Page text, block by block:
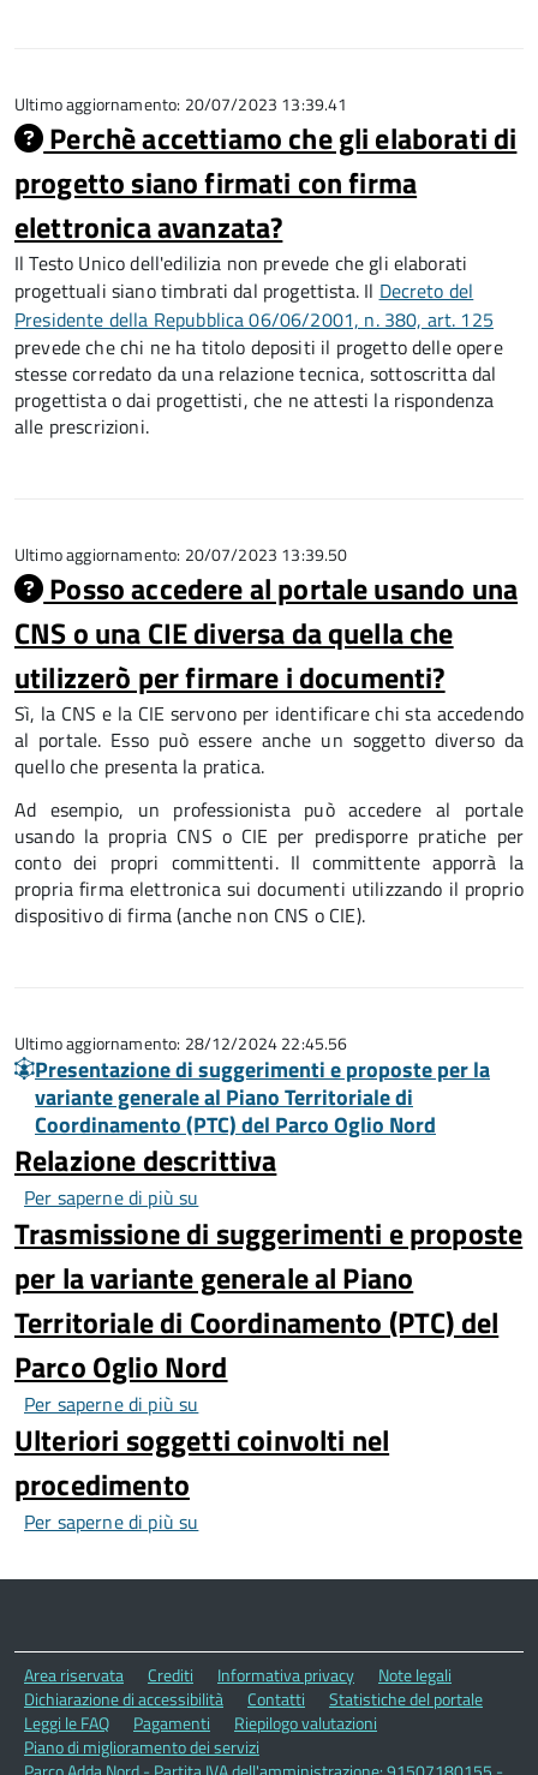
Ultimo aggiornamento: 20/07/2023 13:39.41
Perchè accettiamo che gli elaborati di
progetto siano firmati con firma
elettronica avanzata?
Il Testo Unico dell'edilizia non prevede che gli elaborati
progettuali siano timbrati dal progettista. Il Decreto del
Presidente della Repubblica 06/06/2001, n. 380, art. 125
prevede che chi ne ha titolo depositi il progetto delle opere
stesse corredato da una relazione tecnica, sottoscritta dal
progettista o dai progettisti, che ne attesti la rispondenza
alle prescrizioni.
Ultimo aggiornamento: 20/07/2023 13:39.50
Posso accedere al portale usando una
CNS o una CIE diversa da quella che
utilizzerò per firmare i documenti?
Sì, la CNS e la CIE servono per identificare chi sta accedendo
al portale. Esso può essere anche un soggetto diverso da
quello che presenta la pratica.
Ad esempio, un professionista può accedere al portale
usando la propria CNS o CIE per predisporre pratiche per
conto dei propri committenti. Il committente apporrà la
propria firma elettronica sui documenti utilizzando il proprio
dispositivo di firma (anche non CNS o CIE).
Ultimo aggiornamento: 28/12/2024 22:45.56
Presentazione di suggerimenti e proposte per la
variante generale al Piano Territoriale di
Coordinamento (PTC) del Parco Oglio Nord
Relazione descrittiva
Per saperne di più su
descrittiva
Trasmissione di suggerimenti e proposte
per la variante generale al Piano
Territoriale di Coordinamento (PTC) del
Parco Oglio Nord
Per saperne di più su
di
suggerimenti
la
Piano
Territoriale
di
Ulteriori soggetti coinvolti nel
procedimento
Per saperne di più su
coinvolti
Area riservata Crediti Informativa privacy
Note legali
Dichiarazione di accessibilità
Contatti
Statistiche del portale
Leggi le FAQ
Pagamenti
Riepilogo valutazioni
Piano di miglioramento dei servizi